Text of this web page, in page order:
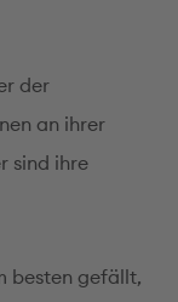
der
an ihrer
sind ihre
besten gefällt,